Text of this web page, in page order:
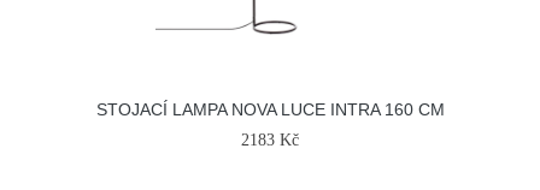
STOJACÍ LAMPA NOVA LUCE INTRA 160 CM
2183 Kč